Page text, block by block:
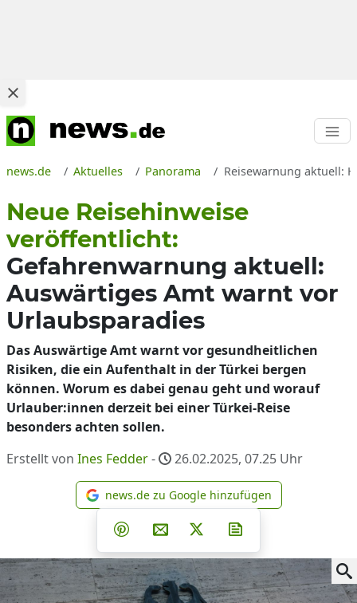
news.de Aktuelles Panorama Reisewarnung aktuell:
Neue Reisehinweise
veröffentlicht:
Gefahrenwarnung aktuell:
Auswärtiges Amt warnt vor
Urlaubsparadies
Das Auswärtige Amt warnt vor gesundheitlichen
Risiken, die ein Aufenthalt in der Türkei bergen
können. Worum es dabei genau geht und worauf
Urlauber:innen derzeit bei einer Türkei-Reise
besonders achten sollen.
Erstellt von Ines Fedder- 26.02.2025, 07.25 Uhr
news.de zu Google
news.de zu Google hinzufügen
Teilen auf Facebook
Teilen auf Whatsapp
Teilen auf Telegram
Teilen auf Pinterest
Per E-Mail teilen
Post auf X